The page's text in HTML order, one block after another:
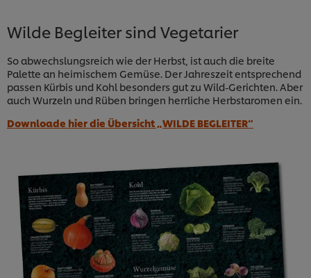
Wilde Begleiter sind Vegetarier
So abwechslungsreich wie der Herbst, ist auch die breite
Palette an heimischem Gemüse. Der Jahreszeit entsprechend
passen Kürbis und Kohl besonders gut zu Wild-Gerichten. Aber
auch Wurzeln und Rüben bringen herrliche Herbstaromen ein.
Downloade hier die Übersicht „WILDE BEGLEITER“